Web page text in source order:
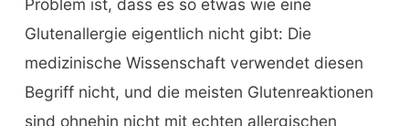
Problem ist, dass es so etwas wie eine
Glutenallergie eigentlich nicht gibt: Die
medizinische Wissenschaft verwendet diesen
Begriff nicht, und die meisten Glutenreaktionen
sind ohnehin nicht mit echten allergischen